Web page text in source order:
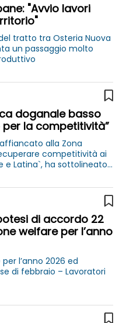
"Avvio lavori
tratto tra Osteria Nuova
un passaggio molto
doganale basso
la competitività”
alla Zona
competitività ai
e Latina`, ha sottolineato
di accordo 22
welfare per l’anno
l’anno 2026 ed
di febbraio – Lavoratori